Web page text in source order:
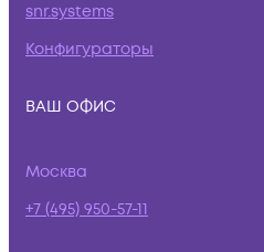
snr.systems
Конфигураторы
ВАШ ОФИС
Москва
+7 (495) 950-57-11